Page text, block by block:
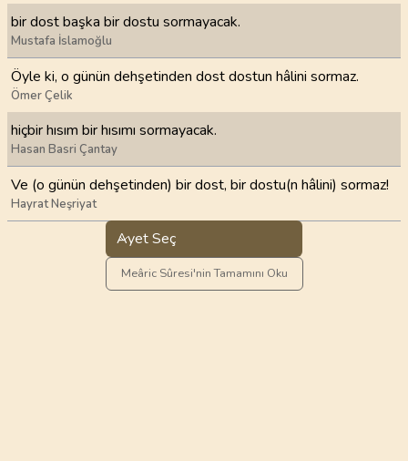
bir dost başka bir dostu sormayacak.
Mustafa İslamoğlu
Öyle ki, o günün dehşetinden dost dostun hâlini sormaz.
Ömer Çelik
hiçbir hısım bir hısımı sormayacak.
Hasan Basri Çantay
Ve (o günün dehşetinden) bir dost, bir dostu(n hâlini) sormaz!
Hayrat Neşriyat
Ayet Seç
Meâric Sûresi'nin Tamamını Oku